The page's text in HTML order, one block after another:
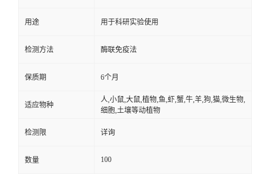
用途 用于科研实验使用
检测方法 酶联免疫法
保质期 6个月
适应物种
人,小鼠,大鼠,植物,鱼,虾,蟹,牛,羊,狗,猫,微生物,
细胞,土壤等动植物
检测限 详询
数量 100